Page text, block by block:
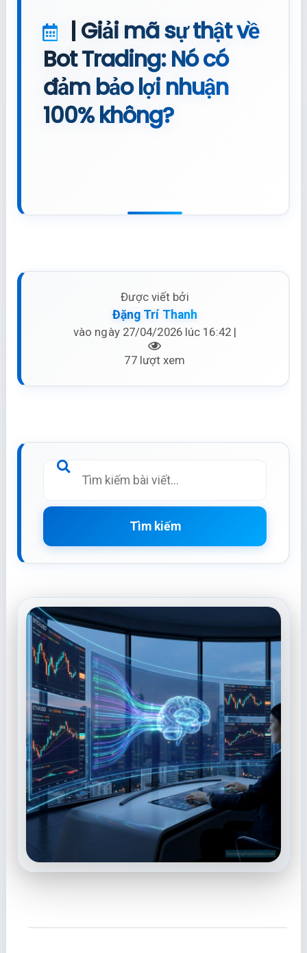
| Giải mã sự thật về
Bot Trading: Nó có
đảm bảo lợi nhuận
100% không?
Được viết bởi
Đặng Trí Thanh
vào ngày 27/04/2026 lúc 16:42 |
77 lượt xem
Tìm kiếm